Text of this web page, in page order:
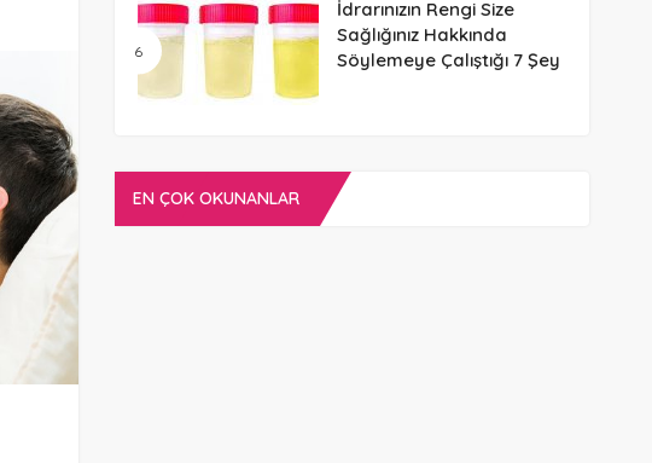
İdrarınızın Rengi Size
Sağlığınız Hakkında
Söylemeye Çalıştığı 7 Şey
EN ÇOK OKUNANLAR